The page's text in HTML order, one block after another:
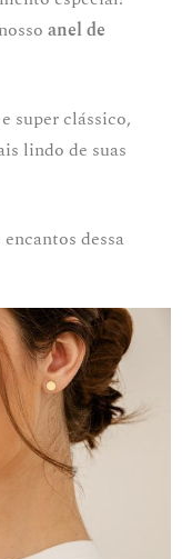
anel de
super clássico,
lindo de suas
dessa